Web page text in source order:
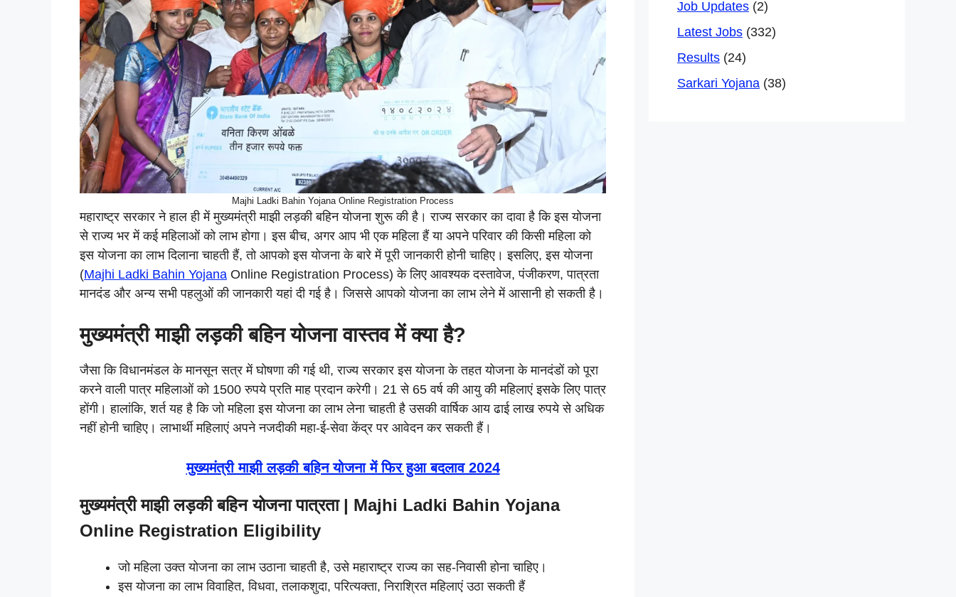
Majhi Ladki Bahin Yojana Online Registration Process
महाराष्ट्र सरकार ने हाल ही में मुख्यमंत्री माझी लड़की बहिन योजना शुरू की है। राज्य सरकार का दावा है कि इस योजना
से राज्य भर में कई महिलाओं को लाभ होगा। इस बीच, अगर आप भी एक महिला हैं या अपने परिवार की किसी महिला को
इस योजना का लाभ दिलाना चाहती हैं, तो आपको इस योजना के बारे में पूरी जानकारी होनी चाहिए। इसलिए, इस योजना
(Majhi Ladki Bahin Yojana Online Registration Process) के लिए आवश्यक दस्तावेज, पंजीकरण, पात्रता
मानदंड और अन्य सभी पहलुओं की जानकारी यहां दी गई है। जिससे आपको योजना का लाभ लेने में आसानी हो सकती है।
मुख्यमंत्री माझी लड़की बहिन योजना वास्तव में क्या है?
जैसा कि विधानमंडल के मानसून सत्र में घोषणा की गई थी, राज्य सरकार इस योजना के तहत योजना के मानदंडों को पूरा
करने वाली पात्र महिलाओं को 1500 रुपये प्रति माह प्रदान करेगी। 21 से 65 वर्ष की आयु की महिलाएं इसके लिए पात्र
होंगी। हालांकि, शर्त यह है कि जो महिला इस योजना का लाभ लेना चाहती है उसकी वार्षिक आय ढाई लाख रुपये से अधिक
नहीं होनी चाहिए। लाभार्थी महिलाएं अपने नजदीकी महा-ई-सेवा केंद्र पर आवेदन कर सकती हैं।
मुख्यमंत्री माझी लड़की बहिन योजना में फिर हुआ बदलाव 2024
मुख्यमंत्री माझी लड़की बहिन योजना पात्रता | Majhi Ladki Bahin Yojana
Online Registration Eligibility
जो महिला उक्त योजना का लाभ उठाना चाहती है, उसे महाराष्ट्र राज्य का सह-निवासी होना चाहिए।
इस योजना का लाभ विवाहित, विधवा, तलाकशुदा, परित्यक्ता, निराश्रित महिलाएं उठा सकती हैं
Job Updates (2)
Latest Jobs (332)
Results (24)
Sarkari Yojana (38)